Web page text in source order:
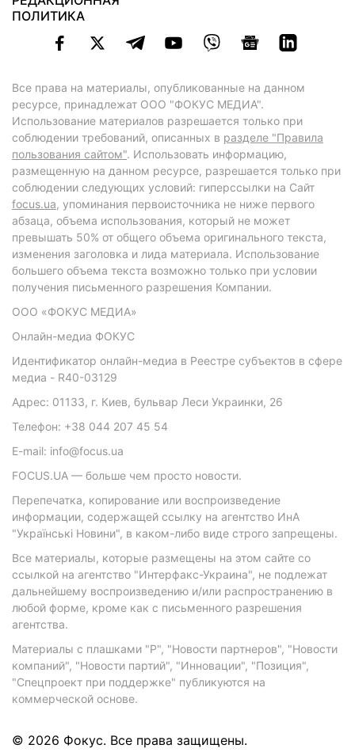
ПОЛИТИКА
Все права на материалы, опубликованные на данном
ресурсе, принадлежат ООО "ФОКУС МЕДИА".
Использование материалов разрешается только при
соблюдении требований, описанных в разделе "Правила
пользования сайтом". Использовать информацию,
размещенную на данном ресурсе, разрешается только при
соблюдении следующих условий: гиперссылки на Сайт
focus.ua, упоминания первоисточника не ниже первого
абзаца, объема использования, который не может
превышать 50% от общего объема оригинального текста,
изменения заголовка и лида материала. Использование
большего объема текста возможно только при условии
получения письменного разрешения Компании.
ООО «ФОКУС МЕДИА»
Онлайн-медиа ФОКУС
Идентификатор онлайн-медиа в Реестре субъектов в сфере
медиа - R40-03129
Адрес: 01133, г. Киев, бульвар Леси Украинки, 26
Телефон: +38 044 207 45 54
E-mail: info@focus.ua
FOCUS.UA — больше чем просто новости.
Перепечатка, копирование или воспроизведение
информации, содержащей ссылку на агентство ИнА
"Українські Новини", в каком-либо виде строго запрещены.
Все материалы, которые размещены на этом сайте со
ссылкой на агентство "Интерфакс-Украина", не подлежат
дальнейшему воспроизведению и/или распространению в
любой форме, кроме как с письменного разрешения
агентства.
Материалы с плашками "Р", "Новости партнеров", "Новости
компаний", "Новости партий", "Инновации", "Позиция",
"Спецпроект при поддержке" публикуются на
коммерческой основе.
© 2026 Фокус. Все права защищены.